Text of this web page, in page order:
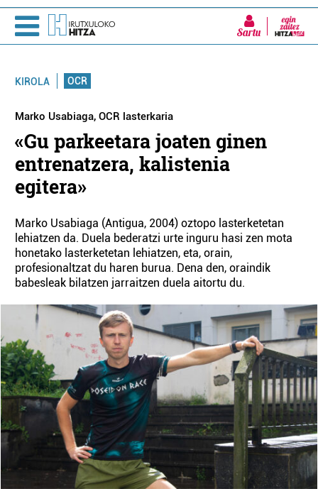
Sartu
KIROLA OCR
Marko Usabiaga, OCR lasterkaria
«Gu parkeetara joaten ginen
entrenatzera, kalistenia
egitera»
Marko Usabiaga (Antigua, 2004) oztopo lasterketetan
lehiatzen da. Duela bederatzi urte inguru hasi zen mota
honetako lasterketetan lehiatzen, eta, orain,
profesionaltzat du haren burua. Dena den, oraindik
babesleak bilatzen jarraitzen duela aitortu du.